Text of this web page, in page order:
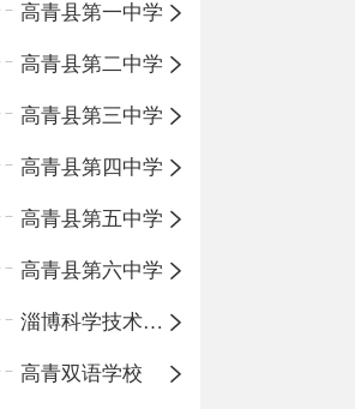
高青县第一中学
高青县第二中学
高青县第三中学
高青县第四中学
高青县第五中学
高青县第六中学
淄博科学技术学校
高青双语学校